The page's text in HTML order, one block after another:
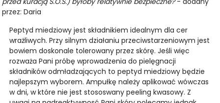
przez: Daria
Peptyd miedziowy jest składnikiem idealnym dla cer
wrażliwych. Przy silnym działaniu przeciwstarzeniowym jest
bowiem doskonale tolerowany przez skórę. Jeśli więc
rozważa Pani próbę wprowadzenia do pielęgnacji
składników odmładzających to peptyd miedziowy będzie
najlepszym wyborem. Ampułkę należy aplikować wówczas
w dni, w które nie jest stososwany peeling kwasowy. Z